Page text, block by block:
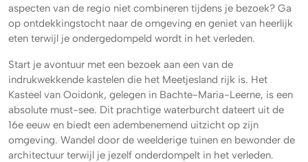
aspecten van de regio niet combineren tijdens je bezoek? Ga
op ontdekkingstocht naar de omgeving en geniet van heerlijk
eten terwijl je ondergedompeld wordt in het verleden.
Start je avontuur met een bezoek aan een van de
indrukwekkende kastelen die het Meetjesland rijk is. Het
Kasteel van Ooidonk, gelegen in Bachte-Maria-Leerne, is een
absolute must-see. Dit prachtige waterburcht dateert uit de
16e eeuw en biedt een adembenemend uitzicht op zijn
omgeving. Wandel door de weelderige tuinen en bewonder de
architectuur terwijl je jezelf onderdompelt in het verleden.